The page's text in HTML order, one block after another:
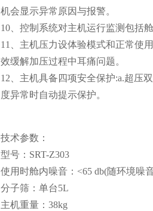
机会显示异常原因与报警。
10 、控制系统对主机运行监测包括
11
、主机压力设体验模式和正常使
效缓解加压过程中耳痛问题。
12 、主机具备四项安全保护:a.超压
度异常时自动提示保护。
技术参数：
型号 ： SRT-Z303
使用时舱内噪音 ： <65 db(随环境噪
分子筛 ： 单台5L
主机重量 ： 38kg